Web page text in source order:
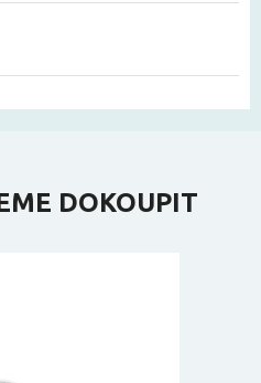
DOKOUPIT